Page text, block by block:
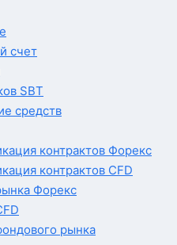
счет
SBT
средств
контрактов Форекс
контрактов CFD
Форекс
рынка